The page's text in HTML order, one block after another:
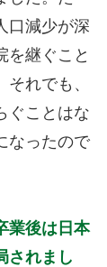
口減少が深
を継ぐこと
れでも、
ぐことはな
なったので
業後は日本
されまし